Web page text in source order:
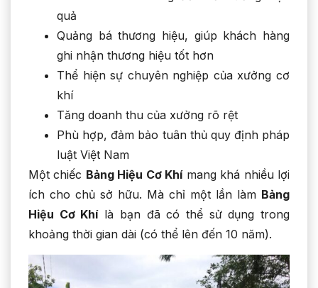
quả
Quảng bá thương hiệu, giúp khách hàng
ghi nhận thương hiệu tốt hơn
Thể hiện sự chuyên nghiệp của xưởng cơ
khí
Tăng doanh thu của xưởng rõ rệt
Phù hợp, đảm bảo tuân thủ quy định pháp
luật Việt Nam
Một chiếc Bảng Hiệu Cơ Khímang khá nhiều lợi
ích cho chủ sở hữu. Mà chỉ một lần làm Bảng
Hiệu Cơ Khílà bạn đã có thể sử dụng trong
khoảng thời gian dài (có thể lên đến 10 năm).